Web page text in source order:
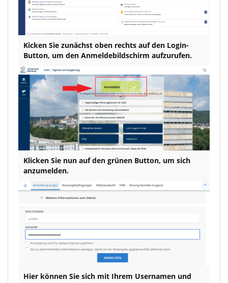
Kicken Sie zunächst oben rechts auf den Login-
Button, um den Anmeldebildschirm aufzurufen.
Klicken Sie nun auf den grünen Button, um sich
anzumelden.
Hier können Sie sich mit Ihrem Usernamen und